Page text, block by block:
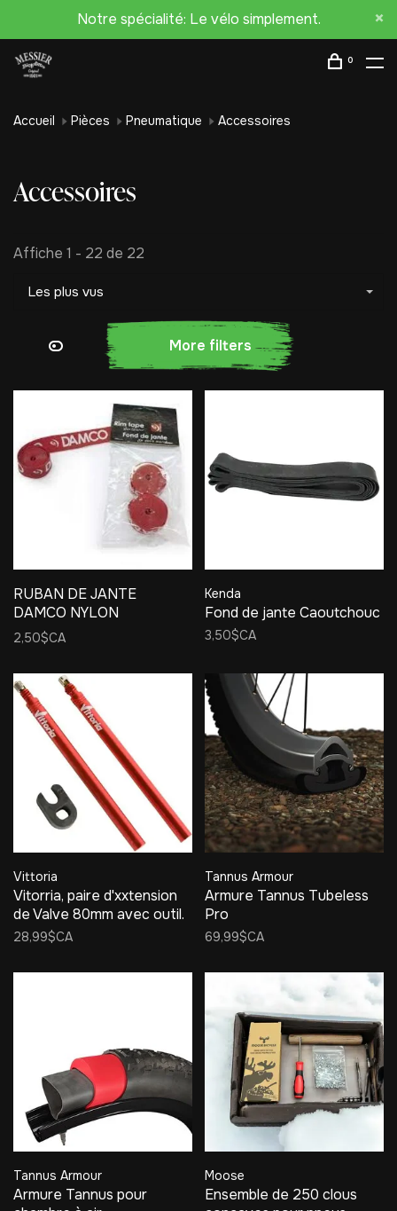
Notre spécialité: Le vélo simplement.
0
Accueil Pièces Pneumatique Accessoires
Accessoires
Affiche 1 - 22 de 22
Les plus vus
More filters
RUBAN DE JANTE
DAMCO NYLON
700X18MM ROUGE single
2,50$CA
Kenda
Fond de jante Caoutchouc
3,50$CA
Vittoria
Vitorria, paire d'xxtension
de Valve 80mm avec outil.
28,99$CA
Tannus Armour
Armure Tannus Tubeless
Pro
69,99$CA
Tannus Armour
Armure Tannus pour
Moose
Ensemble de 250 clous